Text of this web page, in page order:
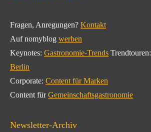
Fragen, Anregungen? Kontakt
Auf nomyblog werben
Keynotes: Gastronomie-Trends Trendtouren:
Berlin
Corporate: Content für Marken
Content fürGemeinschaftsgastronomie
Newsletter-Archiv